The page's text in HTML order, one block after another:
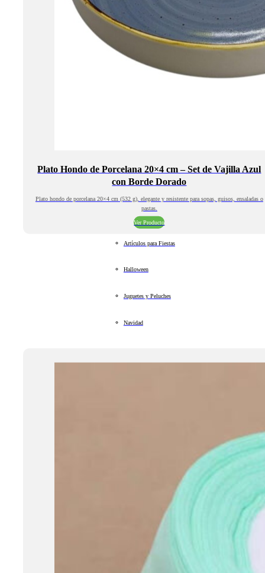
Plato Hondo de Porcelana 20×4 cm – Set de Vajilla Azul
con Borde Dorado
Plato hondo de porcelana 20×4 cm (532 g), elegante y resistente para sopas, guisos, ensaladas o
pastas.
Ver Producto
Artículos para Fiestas
Halloween
Juguetes y Peluches
Navidad